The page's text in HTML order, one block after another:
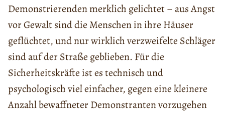
Demonstrierenden merklich gelichtet – aus Angst
vor Gewalt sind die Menschen in ihre Häuser
geflüchtet, und nur wirklich verzweifelte Schläger
sind auf der Straße geblieben. Für die
Sicherheitskräfte ist es technisch und
psychologisch viel einfacher, gegen eine kleinere
Anzahl bewaffneter Demonstranten vorzugehen